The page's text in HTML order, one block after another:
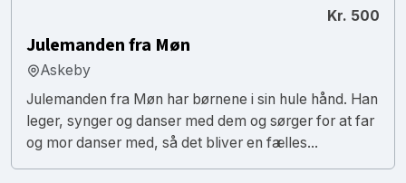
Kr. 500
Julemanden fra Møn
Askeby
Julemanden fra Møn har børnene i sin hule hånd. Han
leger, synger og danser med dem og sørger for at far
og mor danser med, så det bliver en fælles...